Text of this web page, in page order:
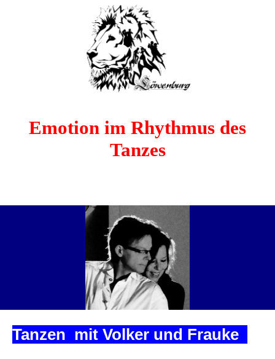
Emotion im Rhythmus des
Tanzes
Tanzen mit Volker und Frauke